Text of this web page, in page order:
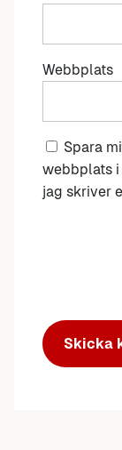
Webbplats
Spara
webbplats
jag skriver